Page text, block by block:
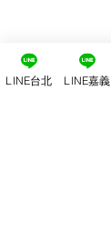
LINE台北 LINE嘉義